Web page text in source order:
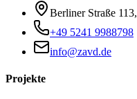
Berliner Straße 113,
+49 5241 9988798
info@zavd.de
Projekte